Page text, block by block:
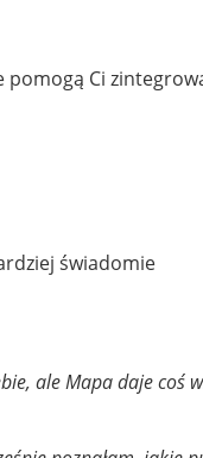
Ci
świadomie
ale Mapa daje coś